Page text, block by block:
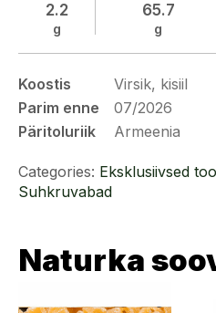
2.2
g
65.7
g
Koostis
Virsik, kisiil
Parim enne
07/2026
Päritoluriik
Armeenia
Categories: Eksklusiivsed
Suhkruvabad
Naturka